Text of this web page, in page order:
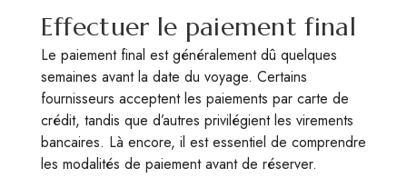
Effectuer le paiement final
Le paiement final est généralement dû quelques
semaines avant la date du voyage. Certains
fournisseurs acceptent les paiements par carte de
crédit, tandis que d’autres privilégient les virements
bancaires. Là encore, il est essentiel de comprendre
les modalités de paiement avant de réserver.